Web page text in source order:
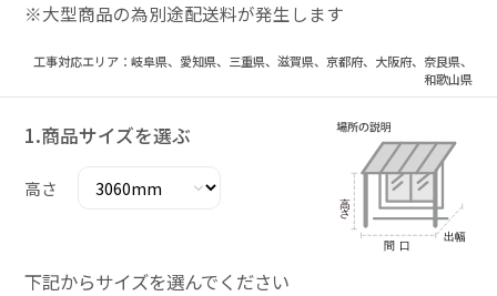
※大型商品の為別途配送料が発生します
工事対応エリア：岐阜県、愛知県、三重県、滋賀県、京都府、大阪府、奈良県、
和歌山県
1.商品サイズを選ぶ
高さ
下記からサイズを選んでください